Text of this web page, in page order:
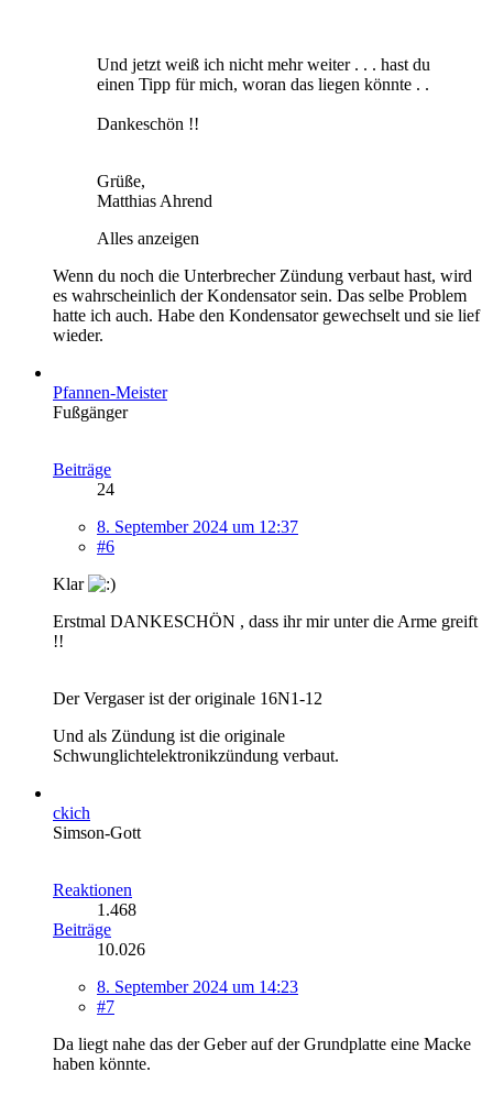
Und jetzt weiß ich nicht mehr weiter . . . hast du
einen Tipp für mich, woran das liegen könnte . .
Dankeschön !!
Grüße,
Matthias Ahrend
Alles anzeigen
Wenn du noch die Unterbrecher Zündung verbaut hast, wird
es wahrscheinlich der Kondensator sein. Das selbe Problem
hatte ich auch. Habe den Kondensator gewechselt und sie lief
wieder.
Pfannen-Meister
Fußgänger
Beiträge
24
8. September 2024 um 12:37
#6
Klar
Erstmal DANKESCHÖN , dass ihr mir unter die Arme greift
!!
Der Vergaser ist der originale 16N1-12
Und als Zündung ist die originale
Schwunglichtelektronikzündung verbaut.
ckich
Simson-Gott
Reaktionen
1.468
Beiträge
10.026
8. September 2024 um 14:23
#7
Da liegt nahe das der Geber auf der Grundplatte eine Macke
haben könnte.